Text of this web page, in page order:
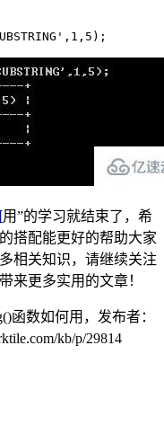
用”的学习就结束了，希
搭配能更好的帮助大家
相关知识，请继续关注
来更多实用的文章！
函数如何用，发布者：
kb/p/29814